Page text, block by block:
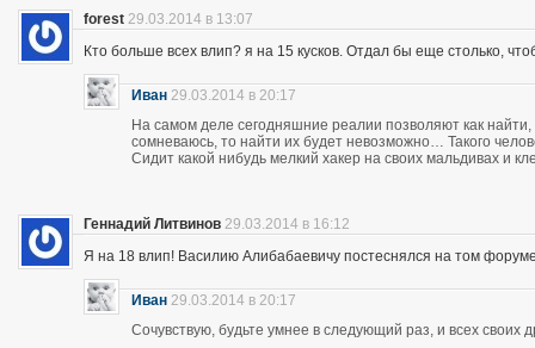
forest 29.03.2014 в 13:07
Кто больше всех влип? я на 15 кусков. Отдал бы еще столько,
Иван 29.03.2014 в 20:17
На самом деле сегодняшние реалии позволяют как
сомневаюсь, то найти их будет невозможно… Такого
Сидит какой нибудь мелкий хакер на своих мальдивах и
Геннадий Литвинов 29.03.2014 в 16:12
Я на 18 влип! Василию Алибабаевичу постеснялся на том
Иван 29.03.2014 в 20:17
Сочувствую, будьте умнее в следующий раз, и всех своих